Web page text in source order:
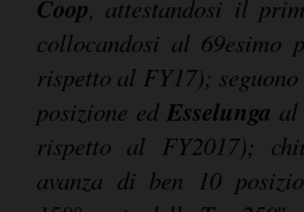
Coop, attestandosi il
collocandosi al 69esimo
rispetto al FY17);
posizione ed Esselunga
rispetto al FY2017);
avanza di ben 10